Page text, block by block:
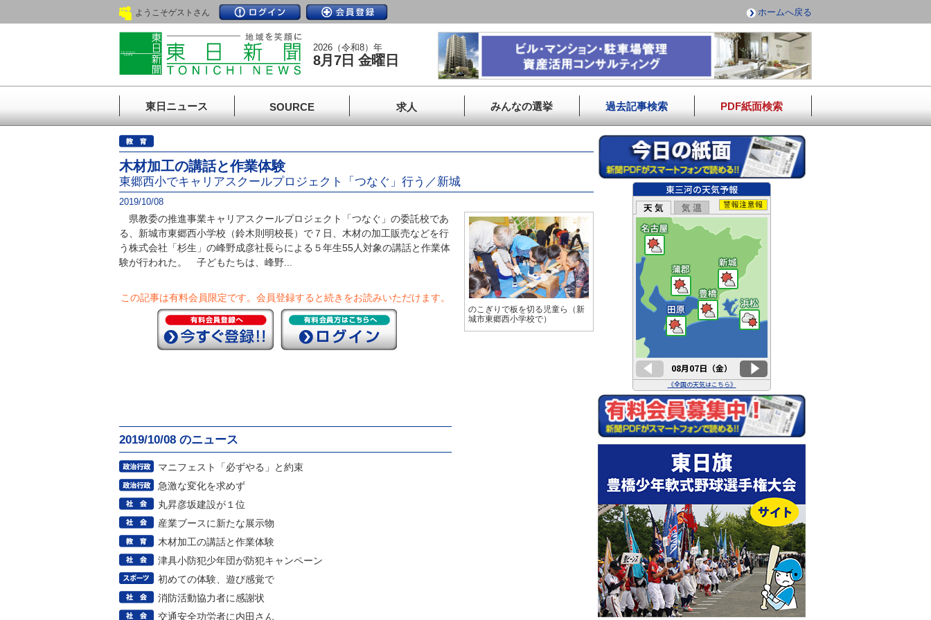
ようこそゲストさん ホームへ戻る
2026（令和8）年
8月7日 金曜日
東日ニュース SOURCE 求人 みんなの選挙 過去記事検索 PDF紙面検索
木材加工の講話と作業体験
東郷西小でキャリアスクールプロジェクト「つなぐ」行う／新城
2019/10/08
県教委の推進事業キャリアスクールプロジェクト「つなぐ」の委託校であ
る、新城市東郷西小学校（鈴木則明校長）で７日、木材の加工販売などを行
う株式会社「杉生」の峰野成彦社長らによる５年生55人対象の講話と作業体
験が行われた。 子どもたちは、峰野...
この記事は有料会員限定です。 会員登録すると続きをお読みいただけます。
2019/10/08 のニュース
マニフェスト「必ずやる」と約束
急激な変化を求めず
丸昇彦坂建設が１位
産業ブースに新たな展示物
木材加工の講話と作業体験
津具小防犯少年団が防犯キャンペーン
初めての体験、遊び感覚で
消防活動協力者に感謝状
交通安全功労者に内田さん
のこぎりで板を切る児童ら（新
城市東郷西小学校で）